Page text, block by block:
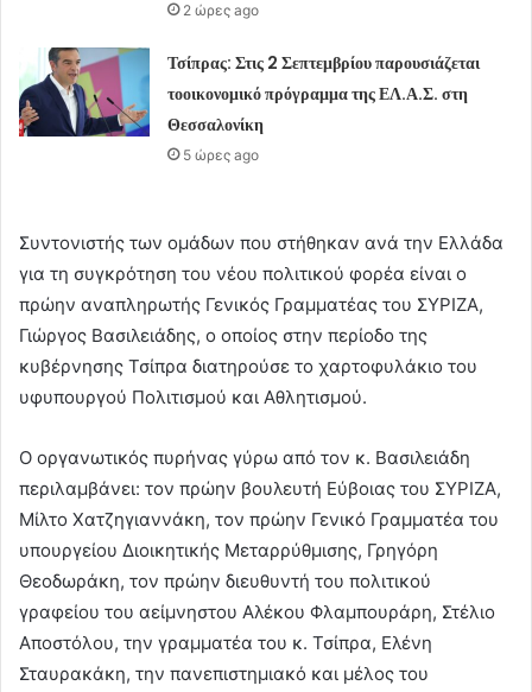
2 ώρες ago
Τσίπρας: Στις 2 Σεπτεμβρίου παρουσιάζεται
τοοικονομικό πρόγραμμα της ΕΛ.Α.Σ. στη
Θεσσαλονίκη
5 ώρες ago
Συντονιστής των ομάδων που στήθηκαν ανά την Ελλάδα
για τη συγκρότηση του νέου πολιτικού φορέα είναι ο
πρώην αναπληρωτής Γενικός Γραμματέας του ΣΥΡΙΖΑ,
Γιώργος Βασιλειάδης, ο οποίος στην περίοδο της
κυβέρνησης Τσίπρα διατηρούσε το χαρτοφυλάκιο του
υφυπουργού Πολιτισμού και Αθλητισμού.
Ο οργανωτικός πυρήνας γύρω από τον κ. Βασιλειάδη
περιλαμβάνει: τον πρώην βουλευτή Εύβοιας του ΣΥΡΙΖΑ,
Μίλτο Χατζηγιαννάκη, τον πρώην Γενικό Γραμματέα του
υπουργείου Διοικητικής Μεταρρύθμισης, Γρηγόρη
Θεοδωράκη, τον πρώην διευθυντή του πολιτικού
γραφείου του αείμνηστου Αλέκου Φλαμπουράρη, Στέλιο
Αποστόλου, την γραμματέα του κ. Τσίπρα, Ελένη
Σταυρακάκη, την πανεπιστημιακό και μέλος του